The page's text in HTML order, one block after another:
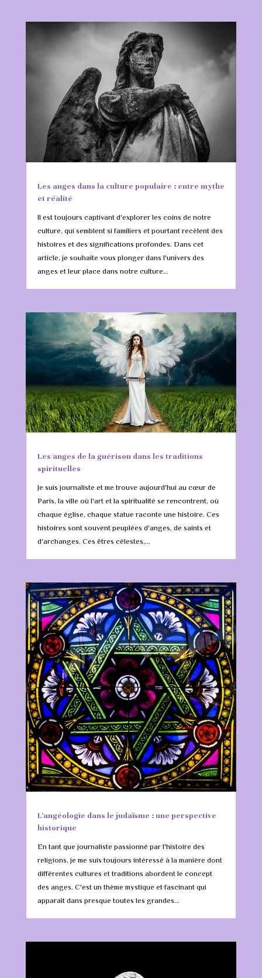
Les anges dans la culture populaire : entre mythe
et réalité
Il est toujours captivant d'explorer les coins de notre
culture, qui semblent si familiers et pourtant recèlent des
histoires et des significations profondes. Dans cet
article, je souhaite vous plonger dans l'univers des
anges et leur place dans notre culture...
Les anges de la guérison dans les traditions
spirituelles
Je suis journaliste et me trouve aujourd'hui au cœur de
Paris, la ville où l'art et la spiritualité se rencontrent, où
chaque église, chaque statue raconte une histoire. Ces
histoires sont souvent peuplées d'anges, de saints et
d'archanges. Ces êtres célestes,...
L’angéologie dans le judaïsme : une perspective
historique
En tant que journaliste passionné par l'histoire des
religions, je me suis toujours intéressé à la manière dont
différentes cultures et traditions abordent le concept
des anges. C'est un thème mystique et fascinant qui
apparaît dans presque toutes les grandes...